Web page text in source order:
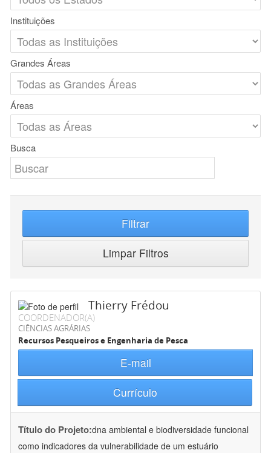
Instituições
Grandes Áreas
Áreas
Busca
Filtrar
Limpar Filtros
Thierry Frédou
COORDENADOR(A)
CIÊNCIAS AGRÁRIAS
Recursos Pesqueiros e Engenharia de Pesca
E-mail
Currículo
Título do Projeto:dna ambiental e biodiversidade funcional
como indicadores da vulnerabilidade de um estuário